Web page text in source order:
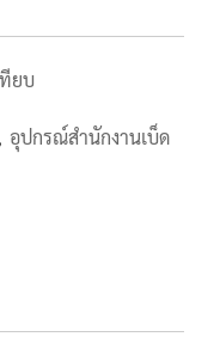
ยบ
, อุปกรณ์สำนักงานเบ็ด